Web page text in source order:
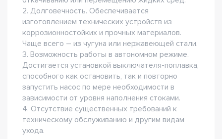
2. Долговечность. Обеспечивается
изготовлением технических устройств из
коррозионностойких и прочных материалов.
Чаще всего – из чугуна или нержавеющей стали.
3. Возможность работы в автономном режиме.
Достигается установкой выключателя-поплавка,
способного как остановить, так и повторно
запустить насос по мере необходимости в
зависимости от уровня наполнения стоками.
4. Отсутствие существенных требований к
техническому обслуживанию и другим видам
ухода.